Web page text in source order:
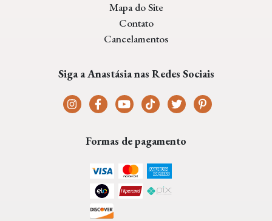
Mapa do Site
Contato
Cancelamentos
Siga a Anastásia nas Redes Sociais
Formas de pagamento